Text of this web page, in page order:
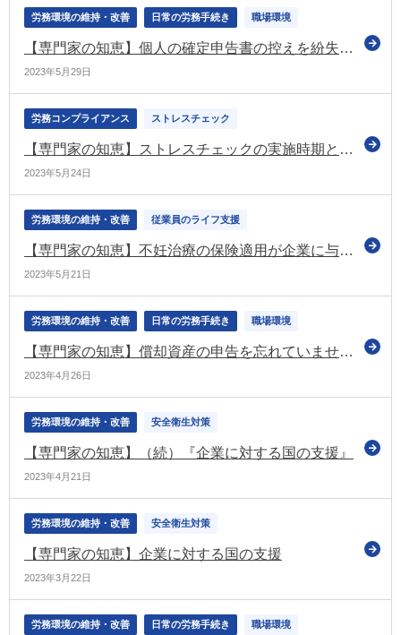
労務環境の維持・改善 日常の労務手続き 職場環境
【専門家の知恵】個人の確定申告書の控えを紛失したら
2023年5月29日
労務コンプライアンス ストレスチェック
【専門家の知恵】ストレスチェックの実施時期と職場結果
2023年5月24日
労務環境の維持・改善 従業員のライフ支援
【専門家の知恵】不妊治療の保険適用が企業に与える影響と対応方法を知ろう
2023年5月21日
労務環境の維持・改善 日常の労務手続き 職場環境
【専門家の知恵】償却資産の申告を忘れていませんか？
2023年4月26日
労務環境の維持・改善 安全衛生対策
【専門家の知恵】（続）『企業に対する国の支援』
2023年4月21日
労務環境の維持・改善 安全衛生対策
【専門家の知恵】企業に対する国の支援
2023年3月22日
労務環境の維持・改善 日常の労務手続き 職場環境